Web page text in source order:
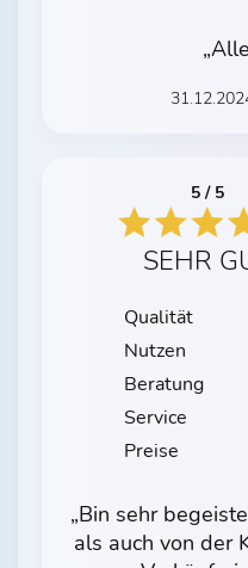
5 / 5
SEHR
Qualität
Nutzen
Beratung
Service
Preise
„Bin sehr
als auch von der